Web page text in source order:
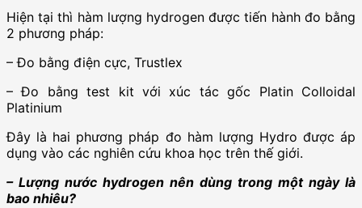
Hiện tại thì hàm lượng hydrogen được tiến hành đo bằng
2 phương pháp:
– Đo bằng điện cực, Trustlex
– Đo bằng test kit với xúc tác gốc Platin Colloidal
Platinium
Đây là hai phương pháp đo hàm lượng Hydro được áp
dụng vào các nghiên cứu khoa học trên thế giới.
– Lượng nước hydrogen nên dùng trong một ngày là
bao nhiêu?